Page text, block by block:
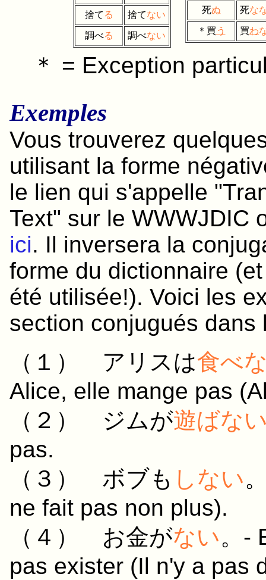
捨て る 捨てない
調べる 調べない
死ぬ 死な
＊ 買 う 買わ
＊ = Exception
Exemples
Vous trouverez
utilisant la forme
le lien qui s'appelle
Text" sur le WWWJDIC
ici. Il inversera la
forme du dictionnaire
été utilisée!). Voici les
section conjugués dans
（１） アリスは食べ
Alice, elle mange pas
（２） ジムが遊ばな
pas.
（３） ボブも しない
ne fait pas non plus).
（４） お金がない。-
pas exister (Il n'y a pas